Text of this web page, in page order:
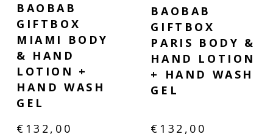
BAOBAB
GIFTBOX
MIAMI BODY
& HAND
LOTION +
HAND WASH
GEL
€ 132,00
BAOBAB
GIFTBOX
PARIS BODY &
HAND LOTION
+ HAND WASH
GEL
€ 132,00